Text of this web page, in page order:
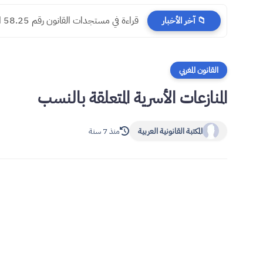
📁 آخر الأخبار مسجدات جرائم الشيك في قانون المسطرة
القانون المغربي
المنازعات الأسرية المتعلقة بالنسب
المكتبة القانونية العربية منذ 7 سنة